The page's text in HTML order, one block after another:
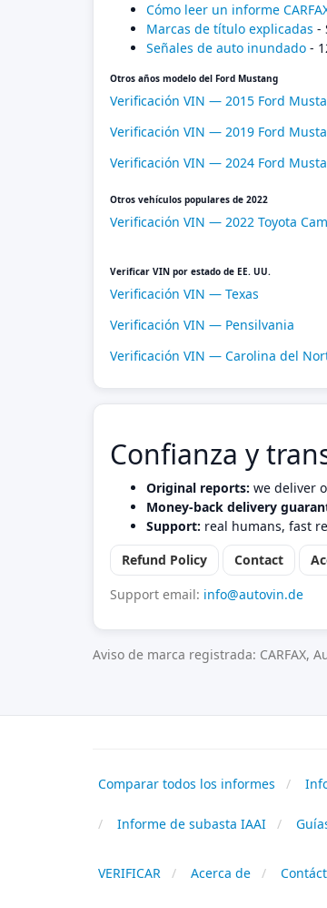
Cómo leer un informe
Marcas de título explicadas -
Señales de auto inundado -
Otros años modelo del Ford Mustang
Verificación VIN — 2015 Ford
Verificación VIN — 2019 Ford
Verificación VIN — 2024 Ford
Otros vehículos populares de 2022
Verificación VIN — 2022 Toyota
Verificar VIN por estado de EE. UU.
Verificación VIN — Texas
Verificación VIN — Pensilvania
Verificación VIN — Carolina del
Confianza y
Original reports: we deliver
Money-back delivery
Support: real humans, fast
Refund Policy
Contact
Support email: info@autovin.de
Aviso de marca registrada: CARFAX,
Comparar todos los informes
Informe de subasta IAAI
VERIFICAR Acerca de